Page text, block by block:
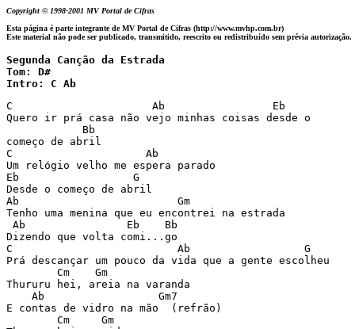
Copyright © 1998-2001 MV Portal de Cifras
Esta página é parte integrante de MV Portal de Cifras (http://www.mvhp.com.br)
Este material não pode ser publicado, transmitido, reescrito ou redistribuído sem prévia autorização.
Segunda Canção da Estrada
Tom: D#
Intro: C Ab
C                      Ab                 Eb
Quero ir prá casa não vejo minhas coisas desde o
            Bb
começo de abril
C                     Ab
Um relógio velho me espera parado
Eb                  G
Desde o começo de abril
Ab                         Gm
Tenho uma menina que eu encontrei na estrada
Ab                Eb    Bb
Dizendo que volta comi...go
C                          Ab                  G
Prá descançar um pouco da vida que a gente escolheu
        Cm    Gm
Thururu hei, areia na varanda
    Ab                  Gm7
E contas de vidro na mão  (refrão)
        Cm     Gm